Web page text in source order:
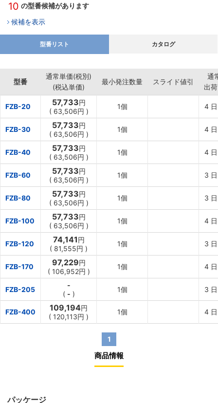
10 の型番候補があります
候補を表示
型番リスト カタログ
型番
通常単価(税別)
(税込単価)
最小発注数量 スライド値引
通
出
FZB-20 57,733円
( 63,506円 )
1個 4日
FZB-30 57,733円
( 63,506円 )
1個 4日
FZB-40 57,733円
( 63,506円 )
1個 4日
FZB-60 57,733円
( 63,506円 )
1個 3
FZB-80 57,733円
( 63,506円 )
1個 3
FZB-100 57,733円
( 63,506円 )
1個 4日
FZB-120 74,141円
( 81,555円 )
1個 3
FZB-170 97,229円
( 106,952円 )
1個 4日
FZB-205
-
( - )
1個 3
FZB-400 109,194円
( 120,113円 )
1個 4日
1
商品情報
パッケージ